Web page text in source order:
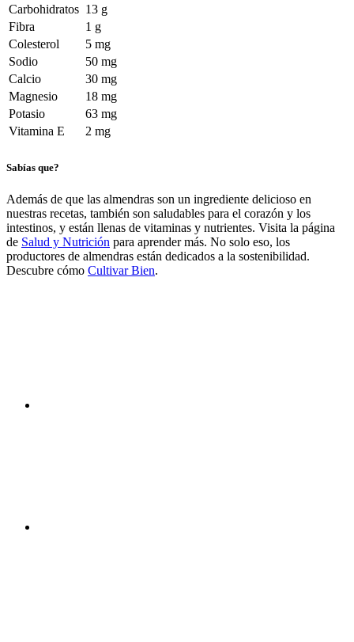
Carbohidratos 13 g
Fibra
1 g
Colesterol
5 mg
Sodio
50 mg
Calcio
30 mg
Magnesio
18 mg
Potasio
63 mg
Vitamina E
2 mg
Sabías que?
Además de que las almendras son un ingrediente delicioso en
nuestras recetas, también son saludables para el corazón y los
intestinos, y están llenas de vitaminas y nutrientes. Visita la página
de Salud y Nutrición para aprender más. No solo eso, los
productores de almendras están dedicados a la sostenibilidad.
Descubre cómo Cultivar Bien.